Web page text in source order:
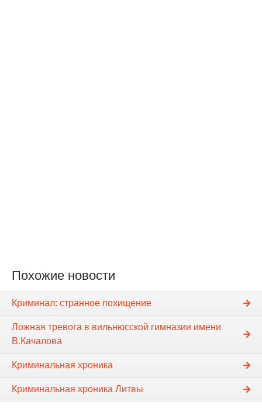
Похожие новости
Криминал: странное похищение
Ложная тревога в вильнюсской гимназии имени
В.Качалова
Криминальная хроника
Криминальная хроника Литвы